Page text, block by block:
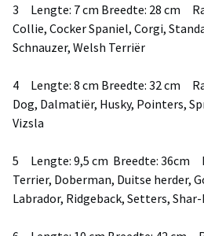
3 Lengte: 7 cm Breedte: 28 cm
Collie, Cocker Spaniel, Corgi,
Schnauzer, Welsh Terriër
4 Lengte: 8 cm Breedte: 32 cm
Dog, Dalmatiër, Husky, Pointers,
Vizsla
5 Lengte: 9,5 cm Breedte: 36cm
Terrier, Doberman, Duitse herder,
Labrador, Ridgeback, Setters,